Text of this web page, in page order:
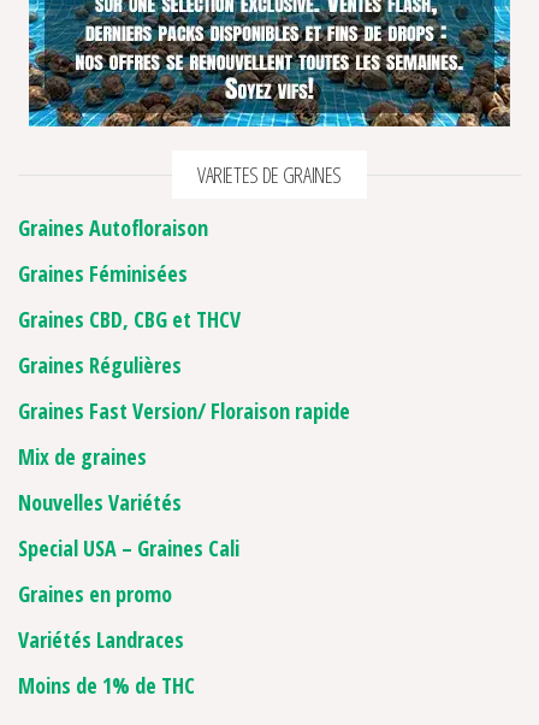
VARIETES DE GRAINES
Graines Autofloraison
Graines Féminisées
Graines CBD, CBG et THCV
Graines Régulières
Graines Fast Version/ Floraison rapide
Mix de graines
Nouvelles Variétés
Special USA – Graines Cali
Graines en promo
Variétés Landraces
Moins de 1% de THC